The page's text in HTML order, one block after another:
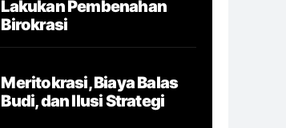
Lakukan Pembenahan
Birokrasi
Meritokrasi, Biaya Balas
Budi, dan Ilusi Strategi